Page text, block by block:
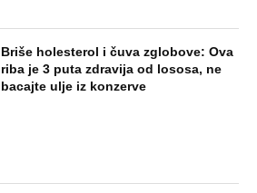
Briše holesterol i čuva zglobove: Ova
riba je 3 puta zdravija od lososa, ne
bacajte ulje iz konzerve